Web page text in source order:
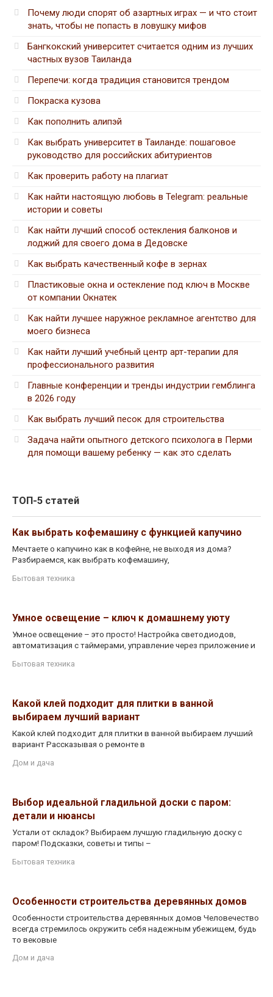
Почему люди спорят об азартных играх — и что стоит
знать, чтобы не попасть в ловушку мифов
Бангкокский университет считается одним из лучших
частных вузов Таиланда
Перепечи: когда традиция становится трендом
Покраска кузова
Как пополнить алипэй
Как выбрать университет в Таиланде: пошаговое
руководство для российских абитуриентов
Как проверить работу на плагиат
Как найти настоящую любовь в Telegram: реальные
истории и советы
Как найти лучший способ остекления балконов и
лоджий для своего дома в Дедовске
Как выбрать качественный кофе в зернах
Пластиковые окна и остекление под ключ в Москве
от компании Окнатек
Как найти лучшее наружное рекламное агентство для
моего бизнеса
Как найти лучший учебный центр арт-терапии для
профессионального развития
Главные конференции и тренды индустрии гемблинга
в 2026 году
Как выбрать лучший песок для строительства
Задача найти опытного детского психолога в Перми
для помощи вашему ребенку — как это сделать
ТОП-5 статей
Как выбрать кофемашину с функцией капучино
Мечтаете о капучино как в кофейне, не выходя из дома?
Разбираемся, как выбрать кофемашину,
Бытовая техника
Умное освещение – ключ к домашнему уюту
Умное освещение – это просто! Настройка светодиодов,
автоматизация с таймерами, управление через приложение и
Бытовая техника
Какой клей подходит для плитки в ванной
выбираем лучший вариант
Какой клей подходит для плитки в ванной выбираем лучший
вариант Рассказывая о ремонте в
Дом и дача
Выбор идеальной гладильной доски с паром:
детали и нюансы
Устали от складок? Выбираем лучшую гладильную доску с
паром! Подсказки, советы и типы –
Бытовая техника
Особенности строительства деревянных домов
Особенности строительства деревянных домов Человечество
всегда стремилось окружить себя надежным убежищем, будь
то вековые
Дом и дача